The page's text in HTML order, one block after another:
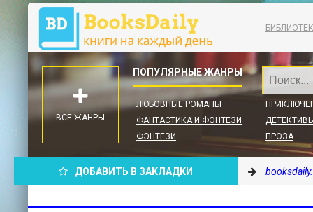
ЛЮБОВНЫЕ РОМАНЫ
ФАНТАСТИКА И ФЭНТЕЗИ
ФЭНТЕЗИ
ПРОЗА
ВСЕ ЖАНРЫ
ДОБАВИТЬ В ЗАКЛАДКИ